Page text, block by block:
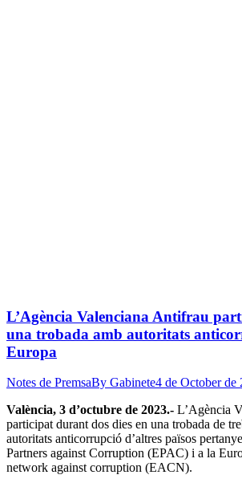
L’Agència Valenciana Antifrau
una trobada amb autoritats
Europa
Notes de PremsaBy Gabinete4 de October de
València, 3 d’octubre de 2023.- L’Agència
participat durant dos dies en una trobada de
autoritats anticorrupció d’altres països
Partners against Corruption (EPAC) i a la
network against corruption (EACN).